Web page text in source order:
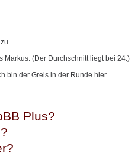
Markus. (Der Durchschnitt liegt bei 24.)
bin der Greis in der Runde hier ...
Plus?